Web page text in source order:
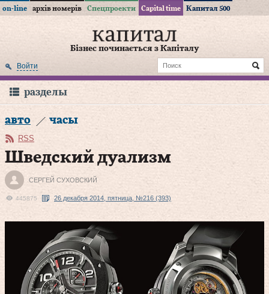
on-line архів номерів Спецпроекти Capital time Капитал 500
Бізнес починається з Капіталу
Войти
разделы
авто часы
RSS
Шведский дуализм
СЕРГЕЙ СУХОВСКИЙ
445875 26 декабря 2014, пятница, №216 (393)